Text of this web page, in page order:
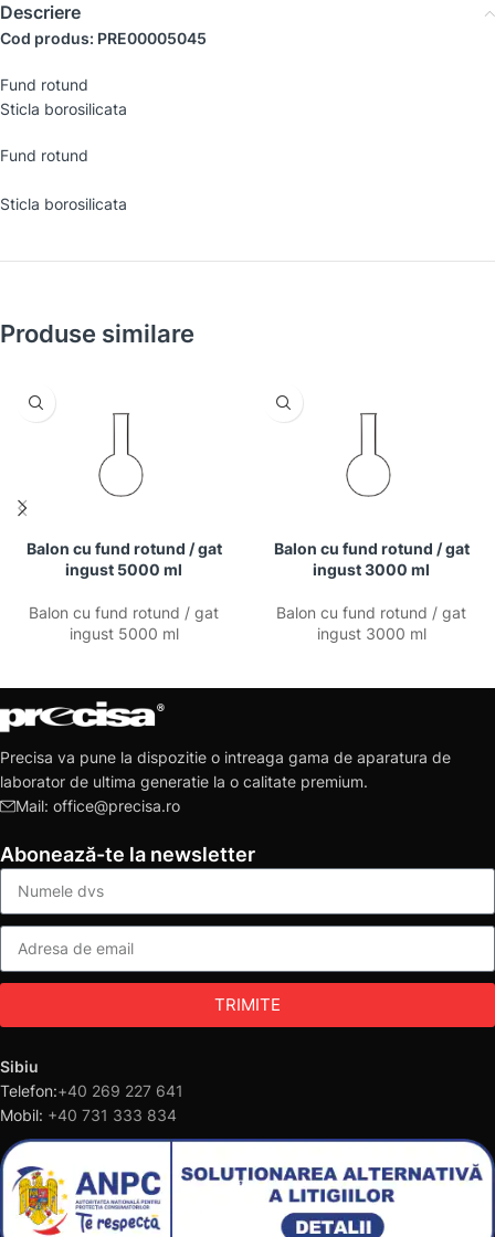
Descriere
Cod produs: PRE00005045
Fund rotund
Sticla borosilicata
Fund rotund
Sticla borosilicata
Produse similare
Balon cu fund rotund / gat
ingust 5000 ml
Balon cu fund rotund / gat
ingust 5000 ml
Balon cu fund rotund / gat
ingust 3000 ml
Balon cu fund rotund / gat
ingust 3000 ml
Precisa va pune la dispozitie o intreaga gama de aparatura de
laborator de ultima generatie la o calitate premium.
Mail: office@precisa.ro
Abonează-te la newsletter
TRIMITE
Sibiu
Telefon:+40 269 227 641
Mobil: +40 731 333 834